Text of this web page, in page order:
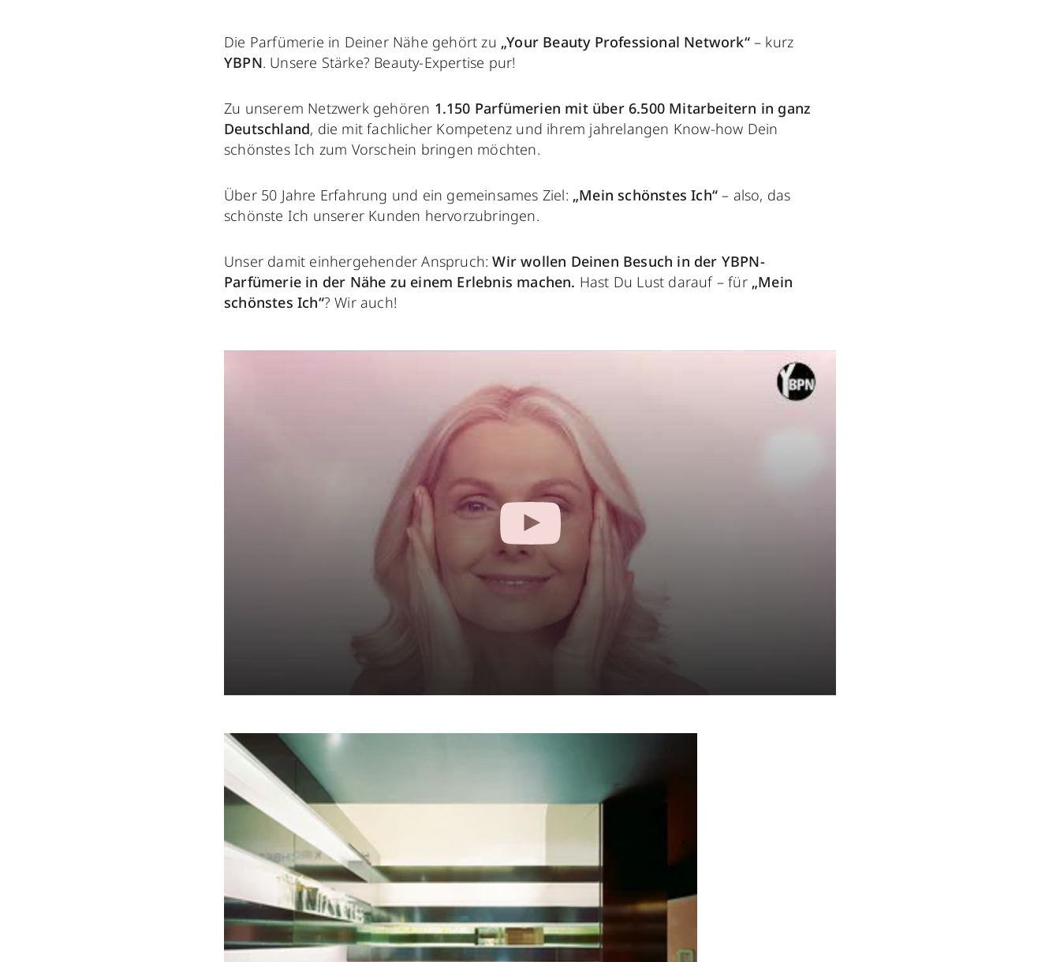
Die Parfümerie in Deiner Nähe gehört zu „Your Beauty Professional Network“ – kurz
YBPN. Unsere Stärke? Beauty-Expertise pur!
Zu unserem Netzwerk gehören 1.150 Parfümerien mit über 6.500 Mitarbeitern in ganz
Deutschland, die mit fachlicher Kompetenz und ihrem jahrelangen Know-how Dein
schönstes Ich zum Vorschein bringen möchten.
Über 50 Jahre Erfahrung und ein gemeinsames Ziel: „Mein schönstes Ich“ – also, das
schönste Ich unserer Kunden hervorzubringen.
Unser damit einhergehender Anspruch:Wir wollen Deinen Besuch in der YBPN-
Parfümerie in der Nähe zu einem Erlebnis machen. Hast Du Lust darauf – für „Mein
schönstes Ich“? Wir auch!